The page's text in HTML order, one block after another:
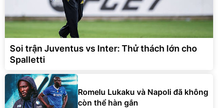
Soi trận Juventus vs Inter: Thử thách lớn cho
Spalletti
Romelu Lukaku và Napoli đã không
còn thể hàn gắn